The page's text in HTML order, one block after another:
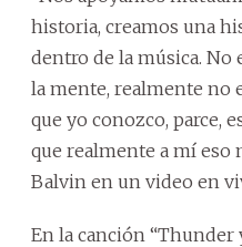
historia, creamos una
dentro de la música. No
la mente, realmente no
que yo conozco, parce,
que realmente a mí eso
Balvin en un video en
En la canción “Thunder